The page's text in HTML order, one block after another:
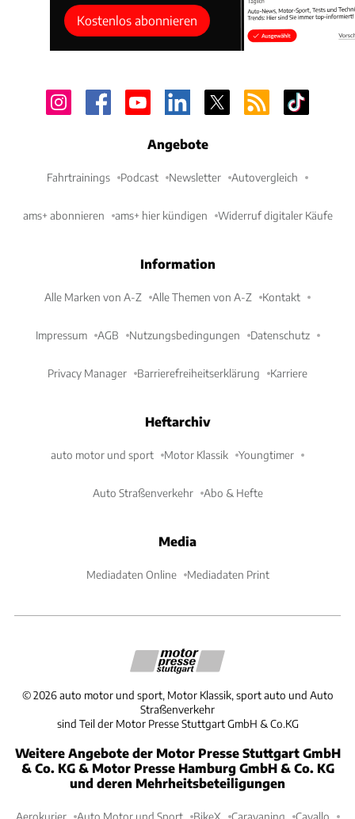
Kostenlos abonnieren
Angebote
Fahrtrainings Podcast Newsletter Autovergleich
ams+ abonnieren ams+ hier kündigen Widerruf digitaler Käufe
Information
Alle Marken von A-Z Alle Themen von A-Z Kontakt
Impressum AGB Nutzungsbedingungen Datenschutz
Privacy Manager Barrierefreiheitserklärung Karriere
Heftarchiv
auto motor und sport Motor Klassik Youngtimer
Auto Straßenverkehr Abo & Hefte
Media
Mediadaten Online Mediadaten Print
©2026 auto motor und sport, Motor Klassik, sport auto und Auto
Straßenverkehr
sind Teil der Motor Presse Stuttgart GmbH & Co.KG
Weitere Angebote der Motor Presse Stuttgart GmbH
& Co. KG & Motor Presse Hamburg GmbH & Co. KG
und deren Mehrheitsbeteiligungen
Aerokurier Auto Motor und Sport BikeX Caravaning Cavallo